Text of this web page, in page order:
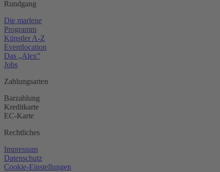
Rundgang
Die marlene
Programm
Künstler A-Z
Eventlocation
Das „Alex”
Jobs
Zahlungsarten
Barzahlung
Kreditkarte
EC-Karte
Rechtliches
Impressum
Datenschutz
Cookie-Einstellungen